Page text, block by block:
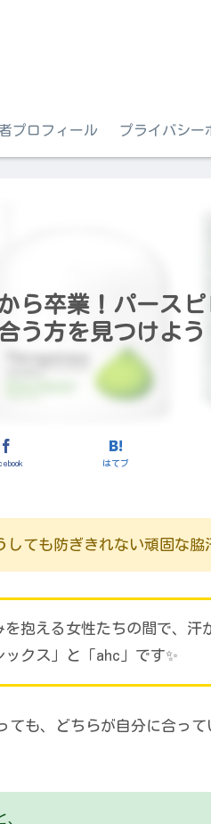
プロフィール プライバシー
ら卒業！パース
う方を見つけよう
はてブ
しても防ぎきれない頑固な
を抱える女性たちの間で、汗
クス」と「ahc」です✨
ても、どちらが自分に合っ